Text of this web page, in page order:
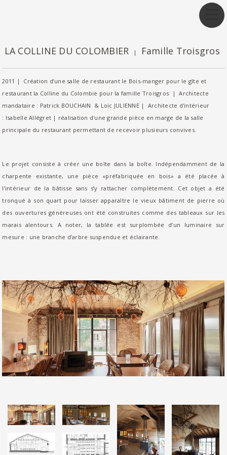
LA COLLINE DU COLOMBIER | Famille Troisgros
2011 | Création d’une salle de restaurant le Bois-manger pour le gîte et
restaurant la Colline du Colombie pour la famille Troisgros | Architecte
mandataire : Patrick BOUCHAIN & Loïc JULIENNE | Architecte d'intérieur
: Isabelle Allégret | réalisation d'une grande pièce en marge de la salle
principale du restaurant permettant de recevoir plusieurs convives.
Le projet consiste à créer une boîte dans la boîte. Indépendamment de la
charpente existante, une pièce «préfabriquée en bois» a été placée à
l’intérieur de la bâtisse sans s’y rattacher complètement. Cet objet a été
tronqué à son quart pour laisser apparaître le vieux bâtiment de pierre où
des ouvertures généreuses ont été construites comme des tableaux sur les
marais alentours. A noter, la tablée est surplombée d’un luminaire sur
mesure : une branche d’arbre suspendue et éclairante.